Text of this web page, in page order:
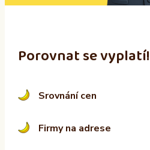
:
Porovnat se vyplatí!
Srovnání cen
Firmy na adrese